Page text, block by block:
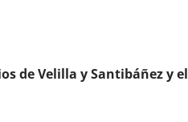
de Velilla y Santibáñez y el